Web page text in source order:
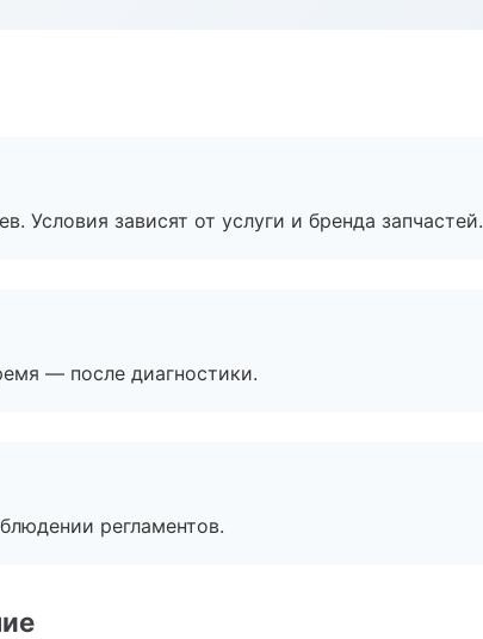
Условия зависят от услуги и бренда запчастей.
— после диагностики.
регламентов.